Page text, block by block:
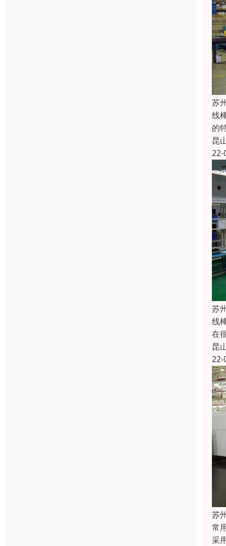
苏
线
的
昆
22-
苏
线
在
昆
22-
苏
常
采